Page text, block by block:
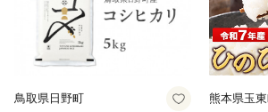
鳥取県日野町 熊本県玉